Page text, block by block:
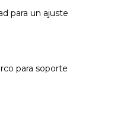
para un ajuste
para soporte